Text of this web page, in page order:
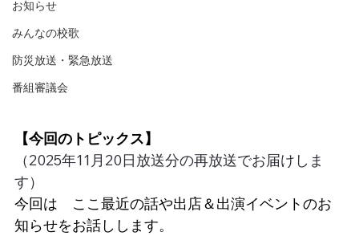
お知らせ
みんなの校歌
防災放送・緊急放送
番組審議会
【今回のトピックス】
（2025年11月20日放送分の再放送でお届けしま
す）
今回は　ここ最近の話や出店＆出演イベントのお
知らせをお話しします。